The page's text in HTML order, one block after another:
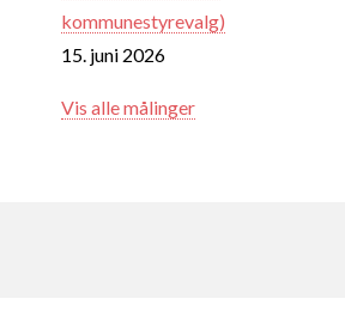
kommunestyrevalg)
15. juni 2026
Vis alle målinger